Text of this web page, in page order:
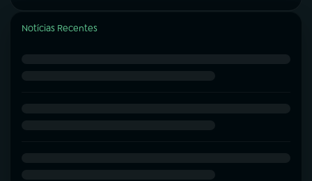
Notícias Recentes